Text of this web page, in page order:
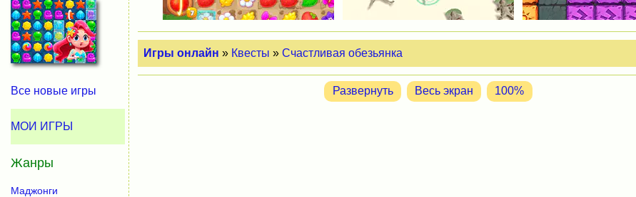
Игры онлайн » Квесты » Счастливая обезьянка
Развернуть Весь экран 100%
Все новые игры
МОИ ИГРЫ
Жанры
Маджонги